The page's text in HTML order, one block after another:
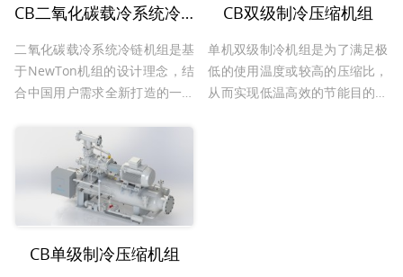
CB二氧化碳载冷系统冷链机组
二氧化碳载冷系统冷链机组是基
于NewTon机组的设计理念，结
合中国用户需求全新打造的一款
CB双级制冷压缩机组
单机双级制冷机组是为了满足极
低的使用温度或较高的压缩比，
从而实现低温高效的节能目的，
CB单级制冷压缩机组